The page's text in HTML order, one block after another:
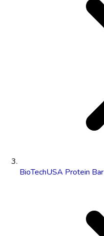
BioTechUSA Protein Bar